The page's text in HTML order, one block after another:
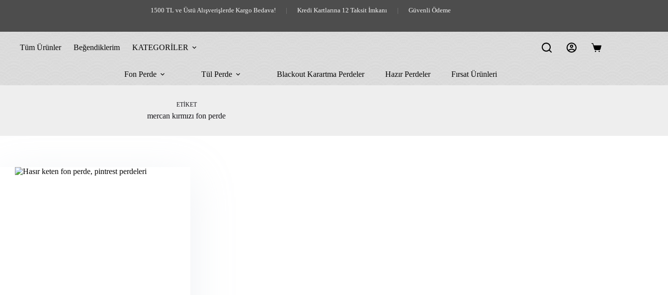
1500 TL ve Üstü Alışverişlerde Kargo Bedava! | Kredi Kartlarına 12 Taksit İmkanı | Güvenli Ödeme
Tüm Ürünler Beğendiklerim KATEGORİLER
Shopping
Fon Perde
Tül Perde Blackout Karartma Perdeler Hazır Perdeler Fırsat Ürünleri
ETIKET
mercan kırmızı fon perde